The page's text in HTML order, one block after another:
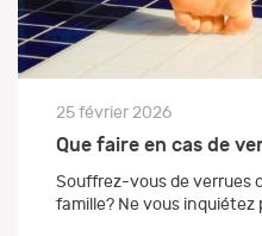
25 février 2026
Que faire en cas de
Souffrez-vous de verrues
famille? Ne vous inquiétez